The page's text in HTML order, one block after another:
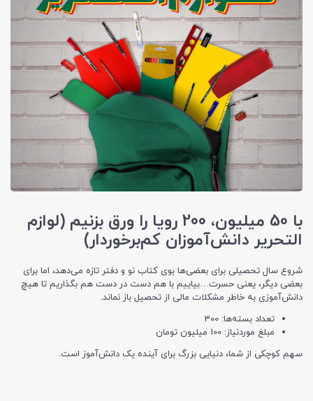
با 50 میلیون، 200 رویا را ورق بزنیم (لوازم
التحریر دانش‌آموزان کم‌برخوردار)
شروع سال تحصیلی برای بعضی‌ها بوی کتاب نو و دفتر تازه می‌دهد، اما برای
بعضی دیگر، یعنی حسرت…بیاییم با هم دست در دست هم بگذاریم تا هیچ
دانش‌آموزی به خاطر مشکلات مالی از تحصیل باز نماند.
تعداد بسته‌ها: 300
مبلغ موردنیاز: 100 میلیون تومان
سهم کوچکی از شما، دنیایی بزرگ برای آینده یک دانش‌آموز است.